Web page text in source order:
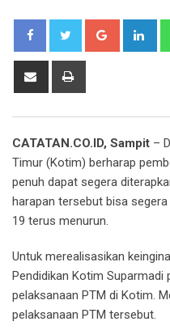
Google+
Share
CATATAN.CO.ID, Sampit –
Timur (Kotim) berharap
penuh dapat segera
harapan tersebut bisa
19 terus menurun.
Untuk merealisasikan
Pendidikan Kotim Suparmadi
pelaksanaan PTM di Kotim.
pelaksanaan PTM tersebut.